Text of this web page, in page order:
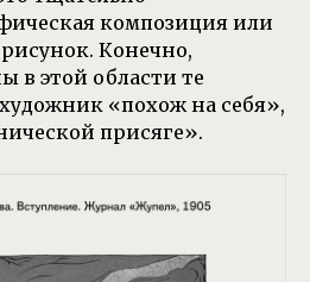
композиция или
Конечно,
в этой области те
«похож на себя»,
присяге».